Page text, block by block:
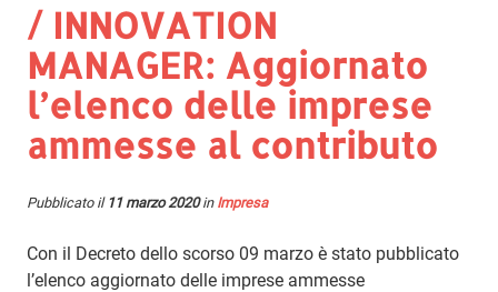
/ INNOVATION
MANAGER: Aggiornato
l’elenco delle imprese
ammesse al contributo
Pubblicato il 11 marzo 2020in Impresa
Con il Decreto dello scorso 09 marzo è stato pubblicato
l’elenco aggiornato delle imprese ammesse